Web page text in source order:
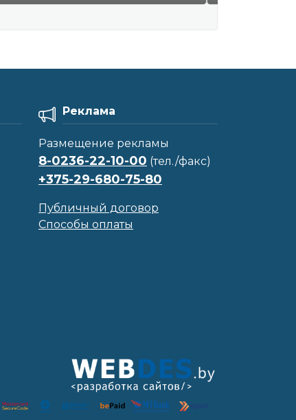
Реклама
Размещение рекламы
8-0236-22-10-00 (тел./факс)
+375-29-680-75-80
Публичный договор
Способы оплаты